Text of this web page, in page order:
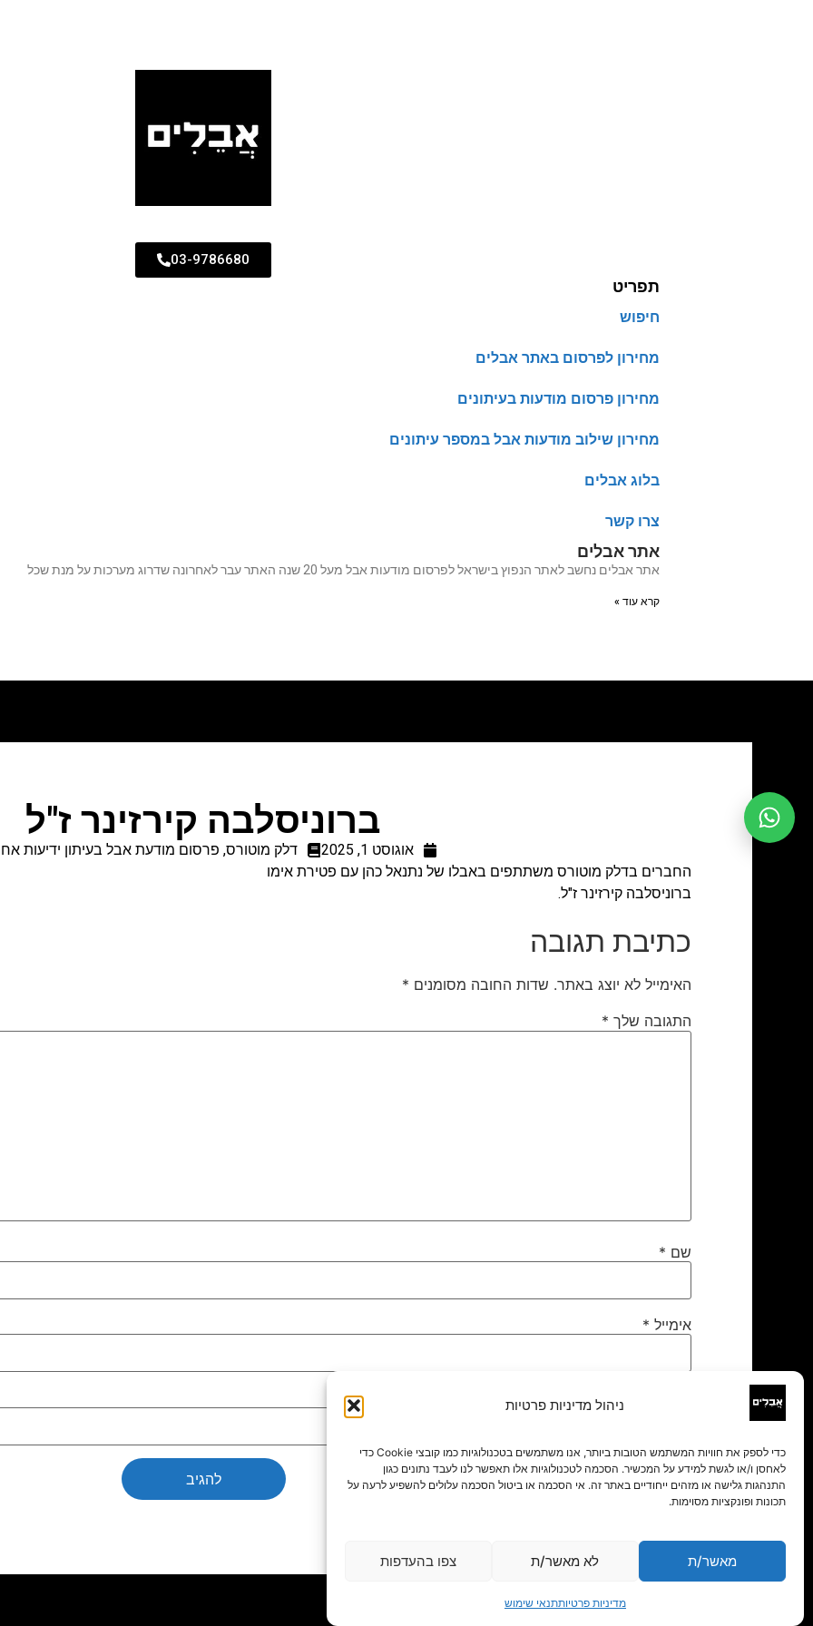
ניהול מדיניות פרטיות
כדי לספק את חוויות המשתמש הטובות ביותר, אנו משתמשים בטכנולוגיות כמו קובצי Cookie כדי
לאחסן ו/או לגשת למידע על המכשיר. הסכמה לטכנולוגיות אלו תאפשר לנו לעבד נתונים כגון
התנהגות גלישה או מזהים ייחודיים באתר זה. אי הסכמה או ביטול הסכמה עלולים להשפיע לרעה על
תכונות ופונקציות מסוימות.
מאשר/ת לא מאשר/ת צפו בהעדפות
מדיניות פרטיותתנאי שימוש
03-9786680
תפריט
חיפוש
מחירון לפרסום באתר אבלים
מחירון פרסום מודעות בעיתונים
מחירון שילוב מודעות אבל במספר עיתונים
בלוג אבלים
צרו קשר
אתר אבלים
אתר אבלים נחשב לאתר הנפוץ בישראל לפרסום מודעות אבל מעל 20 שנה האתר עבר לאחרונה שדרוג מערכות על מנת שכל
קרא עוד »
ברוניסלבה קירזינר ז"ל
אוגוסט 1, 2025 דלק מוטורס, פרסום מודעת אבל בעיתון ידיעות
החברים בדלק מוטורס משתתפים באבלו של נתנאל כהן עם פטירת אימו
ברוניסלבה קירזינר ז"ל.
כתיבת תגובה
האימייל לא יוצג באתר. שדות החובה מסומנים *
התגובה שלך *
שם *
אימייל *